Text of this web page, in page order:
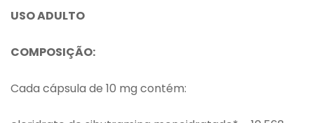
USO ADULTO
COMPOSIÇÃO:
Cada cápsula de 10 mg contém: